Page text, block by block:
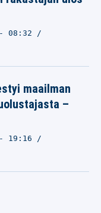
08:32
maailman
–
19:16